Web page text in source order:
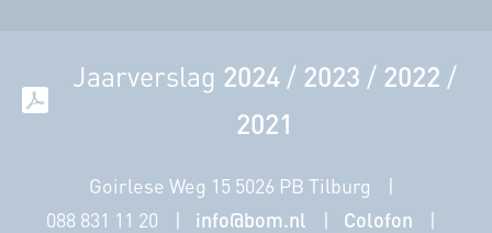
Jaarverslag 2024/ 2023 / 2022 /
2021
Goirlese Weg 15 5026 PB Tilburg
088 831 11 20
info@bom.nl
Colofon